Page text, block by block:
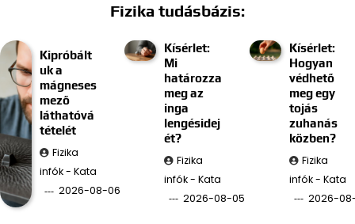
Fizika tudásbázis:
Kipróbált
uk a
mágneses
mező
láthatóvá
tételét
Fizika
infók - Kata
2026-08-06
Kísérlet:
Mi
határozza
meg az
inga
lengésidej
ét?
Fizika
infók - Kata
2026-08-05
Kísérlet:
Hogyan
védhető
meg egy
tojás
zuhanás
közben?
Fizika
infók - Kata
2026-